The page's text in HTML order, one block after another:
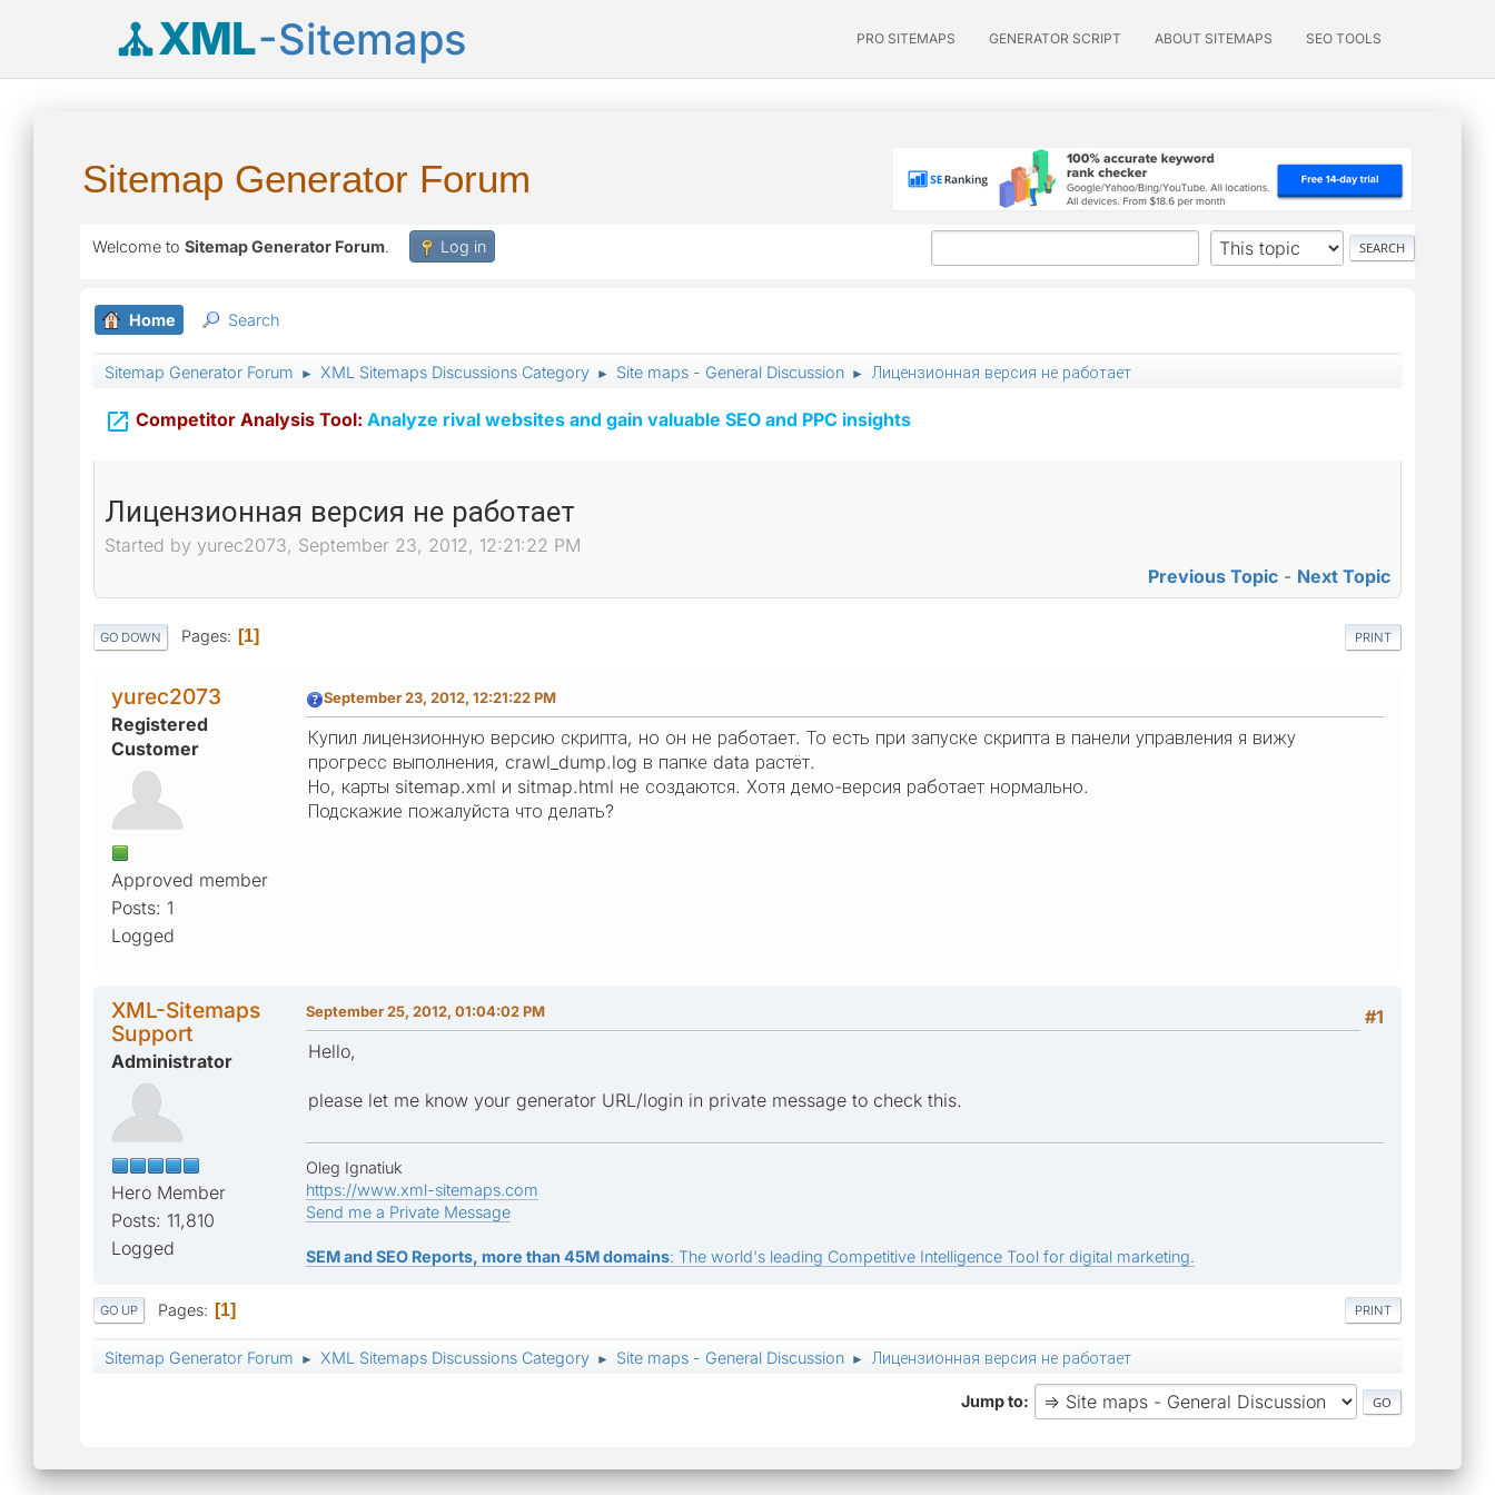
XML-Sitemaps PRO SITEMAPS GENERATOR SCRIPT ABOUT SITEMAPS SEO TOOLS
Sitemap Generator Forum
Welcome to Sitemap Generator Forum. Log in
Home Search
Sitemap Generator Forum ► XML Sitemaps Discussions Category ► Site maps - General Discussion ► Лицензионная версия не работает
 Competitor Analysis Tool: Analyze rival websites and gain valuable SEO and PPC insights
Лицензионная версия не работает
Started by yurec2073, September 23, 2012, 12:21:22 PM
Previous Topic - Next Topic
PRINT
GO DOWN Pages 1
yurec2073
Registered
Customer
Approved member
Posts: 1
Logged
September 23, 2012, 12:21:22 PM
Купил лицензионную версию скрипта, но он не работает. То есть при запуске скрипта в панели управления я вижу
прогресс выполнения, crawl_dump.log в папке data растёт.
Но, карты sitemap.xml и sitmap.html не создаются. Хотя демо-версия работает нормально.
Подскажие пожалуйста что делать?
XML-Sitemaps
Support
Administrator
Hero Member
Posts: 11,810
Logged
#1
September 25, 2012, 01:04:02 PM
Hello,
please let me know your generator URL/login in private message to check this.
Oleg Ignatiuk
https://www.xml-sitemaps.com
Send me a Private Message
SEM and SEO Reports, more than 45M domains: The world's leading Competitive Intelligence Tool for digital marketing.
PRINT
GO UP Pages 1
Sitemap Generator Forum ► XML Sitemaps Discussions Category ► Site maps - General Discussion ► Лицензионная версия не работает
Jump to